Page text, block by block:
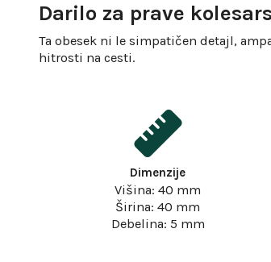
Darilo za prave
Ta obesek ni le simpatičen detajl,
hitrosti na cesti.
Dimenzije
Višina: 40 mm
Širina: 40 mm
Debelina: 5 mm